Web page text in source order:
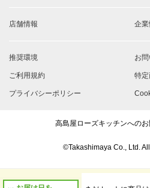
店舗情報 企業
推奨環境 お
ご利用規約 特
プライバシーポリシー
高島屋ローズキッチンへの
©Takashimaya Co., Ltd.